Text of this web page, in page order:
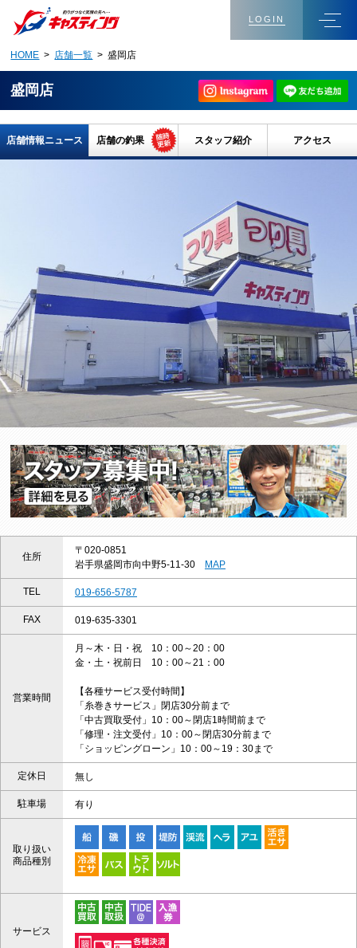
LOGIN
HOME > 店舗一覧 > 盛岡店
盛岡店
店舗情報ニュース 店舗の釣果 スタッフ紹介 アクセス
住所
〒020-0851
岩手県盛岡市向中野5-11-30 MAP
TEL 019-656-5787
FAX 019-635-3301
営業時間
月～木・日・祝 10：00～20：00
金・土・祝前日 10：00～21：00
【各種サービス受付時間】
「糸巻きサービス」閉店30分前まで
「中古買取受付」10：00～閉店1時間前まで
「修理・注文受付」10：00～閉店30分前まで
「ショッピングローン」10：00～19：30まで
定休日 無し
駐車場 有り
取り扱い
商品種別
サービス